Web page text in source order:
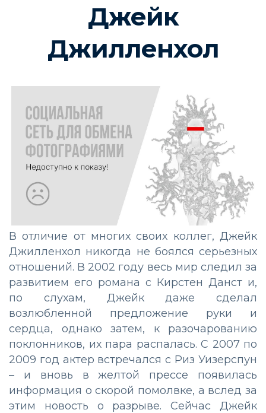
Джейк
Джилленхол
В отличие от многих своих коллег, Джейк
Джилленхол никогда не боялся серьезных
отношений. В 2002 году весь мир следил за
развитием его романа с Кирстен Данст и,
по слухам, Джейк даже сделал
возлюбленной предложение руки и
сердца, однако затем, к разочарованию
поклонников, их пара распалась. С 2007 по
2009 год актер встречался с Риз Уизерспун
– и вновь в желтой прессе появилась
информация о скорой помолвке, а вслед за
этим новость о разрыве. Сейчас Джейк